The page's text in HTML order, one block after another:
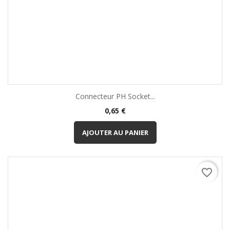
Connecteur PH Socket...
Prix
0,65 €
AJOUTER AU PANIER
favorite_border